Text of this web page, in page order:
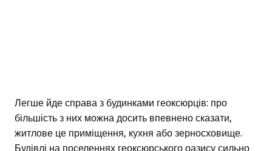
Легше йде справа з будинками геоксюрців: про
більшість з них можна досить впевнено сказати,
житлове це приміщення, кухня або зерносховище.
Будівлі на поселеннях геоксюрського оазису сильно